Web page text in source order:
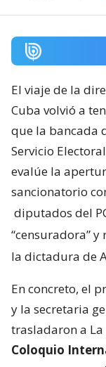
El viaje de la
Cuba volvió a
que la bancada
Servicio
evalúe la
sancionatorio
diputados del
“censuradora”
la dictadura de
En concreto, el
y la secretaria
trasladaron a
Coloquio